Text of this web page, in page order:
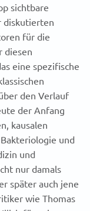
sichtbare
diskutierten
für die
diesen
eine spezifische
den Verlauf
der Anfang
kausalen
und
und
nur damals
später auch jene
wie Thomas